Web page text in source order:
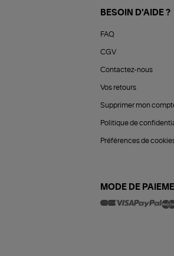
BESOIN D'AIDE ?
FAQ
CGV
Contactez-nous
Vos retours
Supprimer mon
Politique de
Préférences de
MODE DE